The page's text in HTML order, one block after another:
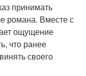
принимать
романа. Вместе с
ощущение
что ранее
своего